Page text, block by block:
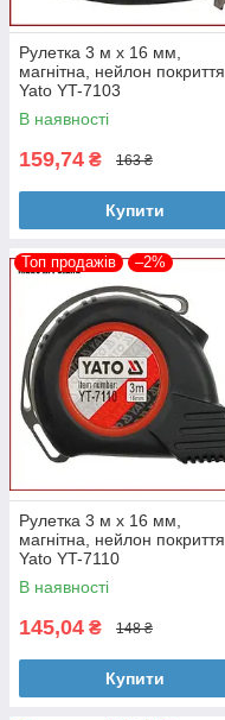
Рулетка 3 м x 16 мм,
магнітна, нейлон покриття
Yato YT-7103
В наявності
159,74 ₴ 163 ₴
Купити
Топ продажів –2%
Рулетка 3 м x 16 мм,
магнітна, нейлон покриття
Yato YT-7110
В наявності
145,04 ₴ 148 ₴
Купити